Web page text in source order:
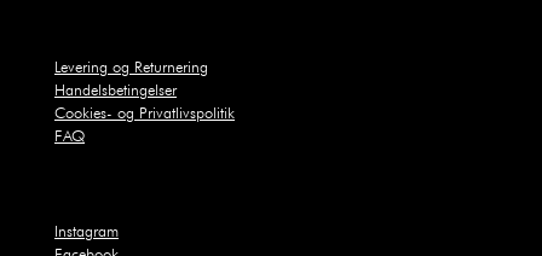
Levering og Returnering
Handelsbetingelser
Cookies- og Privatlivspolitik
FAQ
Instagram